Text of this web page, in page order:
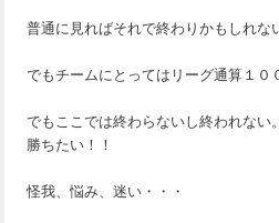
普通に見ればそれで終わりかもしれな
でもチームにとってはリーグ通算１
でもここでは終わらないし終われな
勝ちたい！！
怪我、悩み、迷い・・・